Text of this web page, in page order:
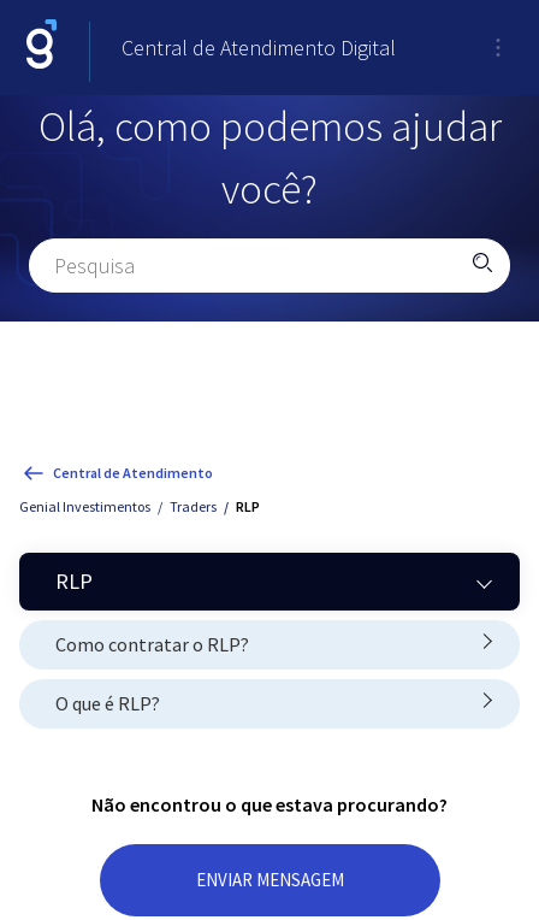
Central de Atendimento Digital
Olá, como podemos ajudar
você?
Central de Atendimento
Genial Investimentos
Traders RLP
RLP
Como contratar o RLP?
O que é RLP?
Não encontrou o que estava procurando?
ENVIAR MENSAGEM